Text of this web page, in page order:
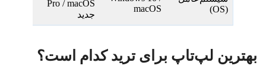
(OS)
macOS
Pro / macOS
جدید
بهترین لپ‌تاپ برای ترید کدام است؟